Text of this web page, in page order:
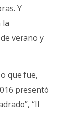
Y
la
verano y
que fue,
presentó
“Il